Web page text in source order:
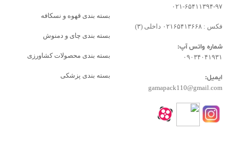
۰۲۱-۶۵۴۱۱۳۹۴-۹۷
فکس : ۰۲۱۶۵۴۱۳۶۶۸ داخلی (۳)
شماره واتس آپ:
۰۹۰۳۴۰۴۱۹۳۱
ایمیل:
gamapack110@gmail.com
بسته بندی قهوه و نسکافه
بسته بندی چای و دمنوش
بسته بندی محصولات کشاورزی
بسته بندی پزشکی